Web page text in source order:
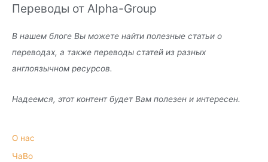
Переводы от Alpha-Group
В нашем блоге Вы можете найти полезные статьи о
переводах, а также переводы статей из разных
англоязычном ресурсов.
Надеемся, этот контент будет Вам полезен и интересен.
О нас
ЧаВо